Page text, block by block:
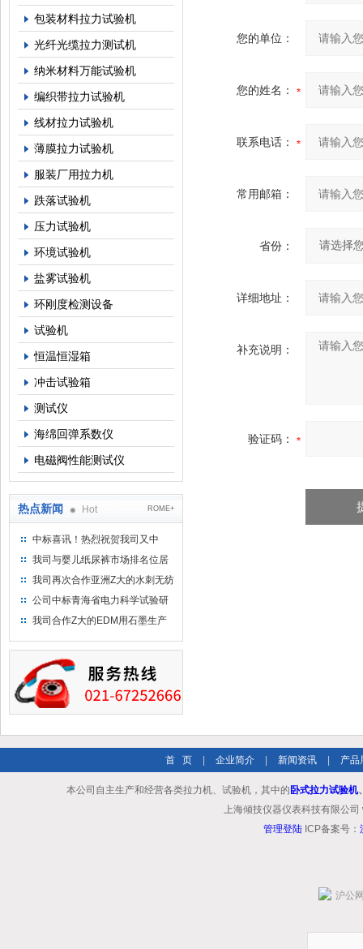
包装材料拉力试验机
光纤光缆拉力测试机
纳米材料万能试验机
编织带拉力试验机
线材拉力试验机
薄膜拉力试验机
服装厂用拉力机
跌落试验机
压力试验机
环境试验机
盐雾试验机
环刚度检测设备
试验机
恒温恒湿箱
冲击试验箱
测试仪
海绵回弹系数仪
电磁阀性能测试仪
热点新闻 Hot ROME+
中标喜讯！热烈祝贺我司又中
标！
我司与婴儿纸尿裤市场排名位居
名的全日美实业合作成功！
我司再次合作亚洲Z大的水刺无纺
布供应商-南六企业！
公司中标青海省电力科学试验研
究院！
我司合作Z大的EDM用石墨生产
您的单位：
您的姓名：
联系电话：
常用邮箱：
省份：
详细地址：
补充说明：
验证码：
首 页 企业简介 新闻资讯 产品
本公司自主生产和经营各类拉力机、试验机，其中的 卧式拉力试验机
上海倾技仪器仪表科技有限公
管理登陆 ICP备案号：
沪公